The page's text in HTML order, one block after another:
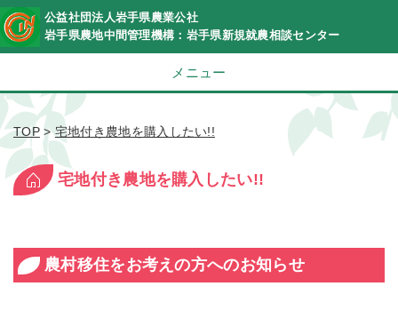
公益社団法人岩手県農業公社
岩手県農地中間管理機構：岩手県新規就農相談センター
メニュー
TOP>宅地付き農地を購入したい!!
宅地付き農地を購入したい!!
農村移住をお考えの方へのお知らせ